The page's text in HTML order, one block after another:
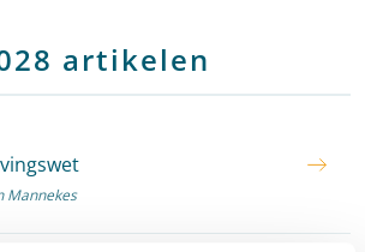
artikelen
Mannekes